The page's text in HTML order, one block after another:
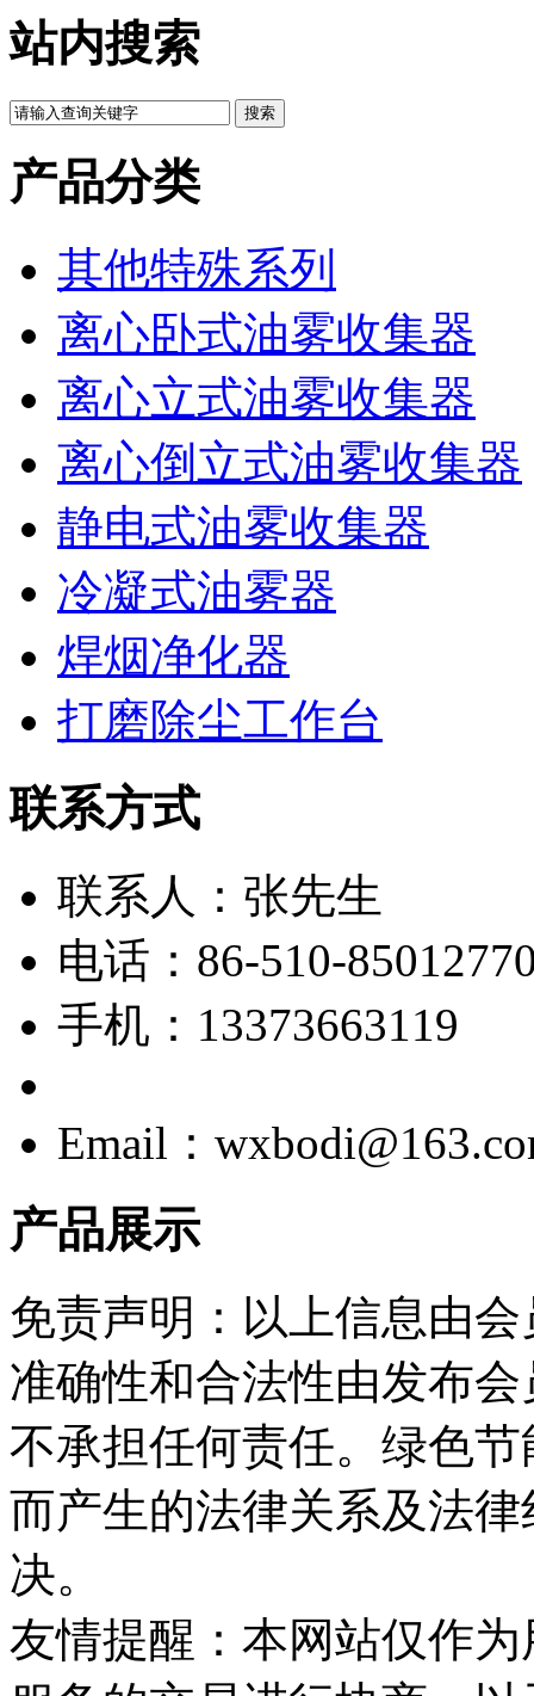
站内搜索
产品分类
其他特殊系列
离心卧式油雾收集器
离心立式油雾收集器
离心倒立式油雾收集器
静电式油雾收集器
冷凝式油雾器
焊烟净化器
打磨除尘工作台
联系方式
联系人：张先生
电话：86-510-
手机：13373663119
Email：
产品展示
免责声明：以上信息由
准确性和合法性由发布
不承担任何责任。绿色
而产生的法律关系及法
决。
友情提醒：本网站仅作